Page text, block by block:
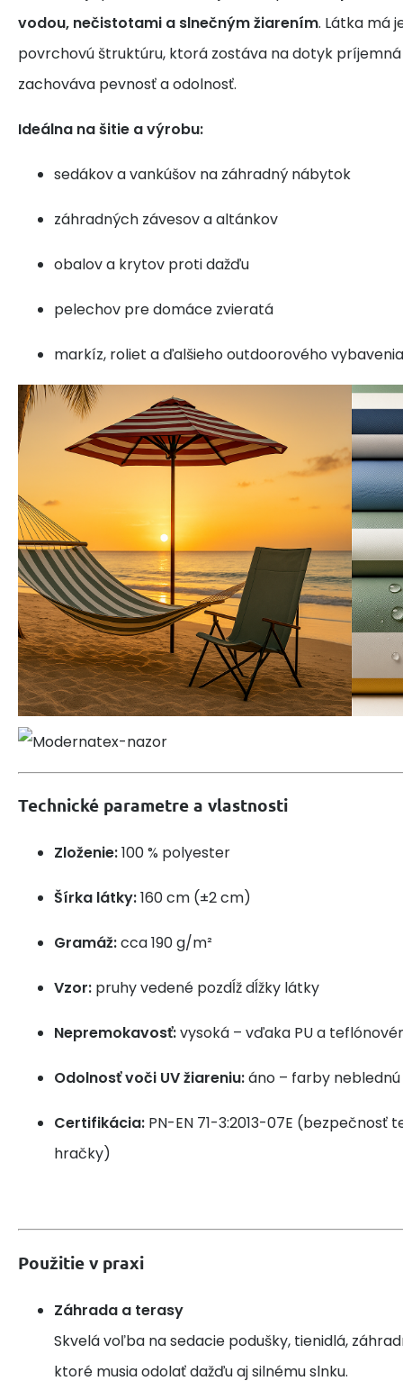
vodou, nečistotami a slnečným žiarením. Látka má
povrchovú štruktúru, ktorá zostáva na dotyk príjemná
zachováva pevnosť a odolnosť.
Ideálna na šitie a výrobu:
sedákov a vankúšov na záhradný nábytok
záhradných závesov a altánkov
obalov a krytov proti dažďu
pelechov pre domáce zvieratá
markíz, roliet a ďalšieho outdoorového vybavenia
Technické parametre a vlastnosti
Zloženie:100 % polyester
Šírka látky:160 cm (±2 cm)
Gramáž:cca 190 g/m²
Vzor: pruhy vedené pozdĺž dĺžky látky
Nepremokavosť:vysoká – vďaka PU a
Odolnosť voči UV žiareniu:áno – farby neblednú
Certifikácia: PN-EN 71-3:2013-07E (bezpečnosť
hračky)
Použitie v praxi
Záhrada a terasy
Skvelá voľba na sedacie podušky, tienidlá,
ktoré musia odolať dažďu aj silnému slnku.